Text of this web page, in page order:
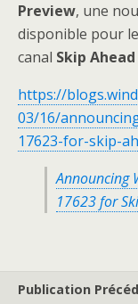
Preview, une
disponible pour
canal Skip Ahead
https://
03/16/
17623-for-skip-
Announcing
17623 for
Publication